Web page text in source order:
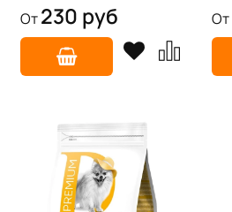
От230 руб
От